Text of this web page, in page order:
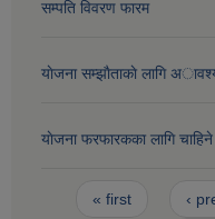
सम्पति विवरण फारम
याेजना सम्झाैताकाे लागि
याेजना फरफारकका लागि
Pages
« first ‹